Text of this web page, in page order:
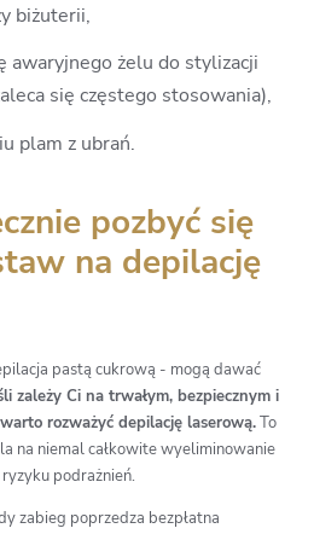
biżuterii,
awaryjnego żelu do stylizacji
się częstego stosowania),
plam z ubrań.
pozbyć się
na depilację
pastą cukrową - mogą dawać
zależy Ci na trwałym, bezpiecznym i
rozważyć depilację laserową.To
na niemal całkowite wyeliminowanie
podrażnień.
zabieg poprzedza bezpłatna